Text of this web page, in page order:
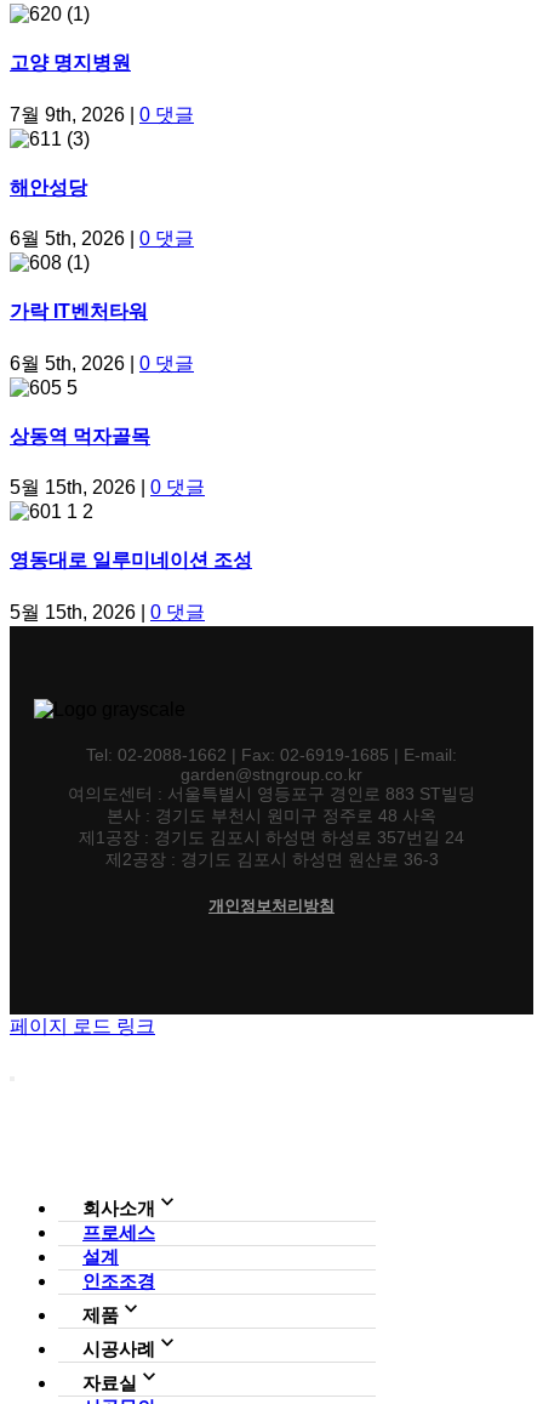
고양 명지병원
7월 9th, 2026 0 댓글
해안성당
6월 5th, 2026 0 댓글
가락 IT벤처타워
6월 5th, 2026 0 댓글
상동역 먹자골목
5월 15th, 2026 0 댓글
영동대로 일루미네이션 조성
5월 15th, 2026 0 댓글
Tel: 02-2088-1662 | Fax: 02-6919-1685 | E-mail:
garden@stngroup.co.kr
여의도센터 : 서울특별시 영등포구 경인로 883 ST빌딩
본사 : 경기도 부천시 원미구 정주로 48 사옥
제1공장 : 경기도 김포시 하성면 하성로 357번길 24
제2공장 : 경기도 김포시 하성면 원산로 36-3
개인정보처리방침
페이지 로드 링크
회사소개
CI
가든연구소
프로세스
설계
인조조경
제품
전체보기
일루미아트리
시공사례
호텔·펜션·리조트·캠핑장
자료실